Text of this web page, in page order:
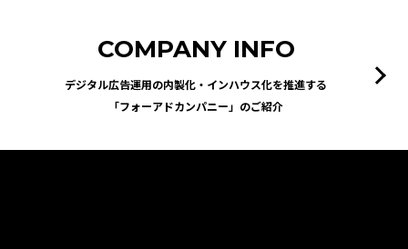
COMPANY INFO
デジタル広告運用の内製化・インハウス化を推進する
「フォーアドカンパニー」のご紹介